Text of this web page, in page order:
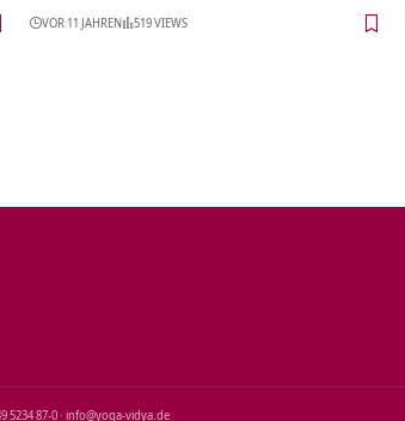
VOR 11 JAHREN 519 VIEWS
5234 87‑0 · info@yoga‑vidya.de